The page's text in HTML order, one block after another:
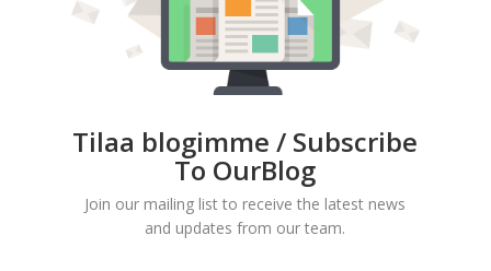
Tilaa blogimme / Subscribe
To OurBlog
Join our mailing list to receive the latest news
and updates from our team.